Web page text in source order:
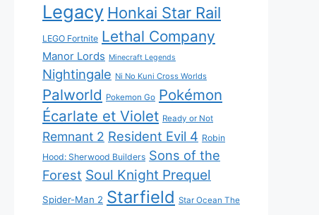
Legacy Honkai Star Rail
LEGO Fortnite Lethal Company
Manor Lords Minecraft Legends
Nightingale Ni No Kuni Cross Worlds
Palworld Pokemon Go Pokémon
Écarlate et Violet Ready or Not
Remnant 2 Resident Evil 4 Robin
Hood: Sherwood Builders Sons of the
Forest Soul Knight Prequel
Spider-Man 2 Starfield Star Ocean The